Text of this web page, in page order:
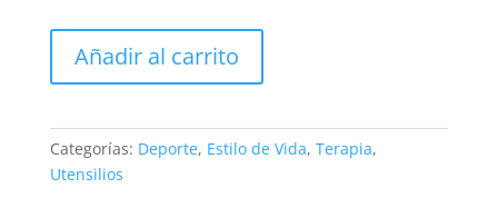
Colchoneta
Yoga
Añadir al carrito
Categorías: Deporte, Estilo de Vida, Terapia,
Utensilios